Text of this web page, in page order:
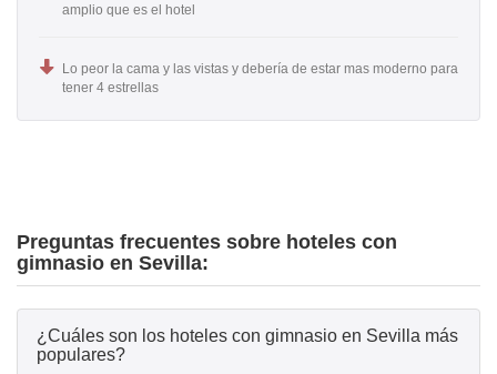
amplio que es el hotel
Lo peor la cama y las vistas y debería de estar mas moderno para
tener 4 estrellas
Preguntas frecuentes sobre hoteles con
gimnasio en Sevilla:
¿Cuáles son los hoteles con gimnasio en Sevilla más
populares?